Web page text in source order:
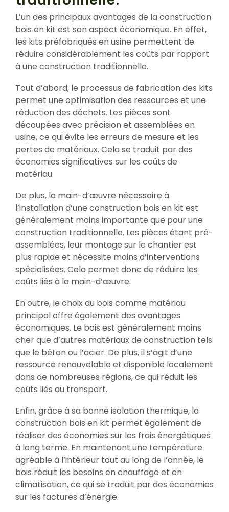
L’un des principaux avantages de la construction
bois en kit est son aspect économique. En effet,
les kits préfabriqués en usine permettent de
réduire considérablement les coûts par rapport
à une construction traditionnelle.
Tout d’abord, le processus de fabrication des kits
permet une optimisation des ressources et une
réduction des déchets. Les pièces sont
découpées avec précision et assemblées en
usine, ce qui évite les erreurs de mesure et les
pertes de matériaux. Cela se traduit par des
économies significatives sur les coûts de
matériau.
De plus, la main-d’œuvre nécessaire à
l’installation d’une construction bois en kit est
généralement moins importante que pour une
construction traditionnelle. Les pièces étant pré-
assemblées, leur montage sur le chantier est
plus rapide et nécessite moins d’interventions
spécialisées. Cela permet donc de réduire les
coûts liés à la main-d’œuvre.
En outre, le choix du bois comme matériau
principal offre également des avantages
économiques. Le bois est généralement moins
cher que d’autres matériaux de construction tels
que le béton ou l’acier. De plus, il s’agit d’une
ressource renouvelable et disponible localement
dans de nombreuses régions, ce qui réduit les
coûts liés au transport.
Enfin, grâce à sa bonne isolation thermique, la
construction bois en kit permet également de
réaliser des économies sur les frais énergétiques
à long terme. En maintenant une température
agréable à l’intérieur tout au long de l’année, le
bois réduit les besoins en chauffage et en
climatisation, ce qui se traduit par des économies
sur les factures d’énergie.